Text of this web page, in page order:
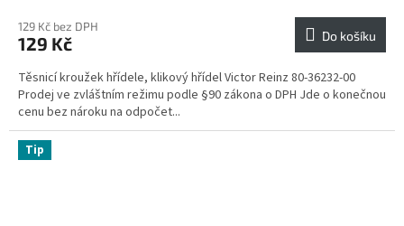
129 Kč bez DPH
129 Kč Do košíku
Těsnicí kroužek hřídele, klikový hřídel Victor Reinz 80-36232-00
Prodej ve zvláštním režimu podle §90 zákona o DPH Jde o konečnou
cenu bez nároku na odpočet...
Tip